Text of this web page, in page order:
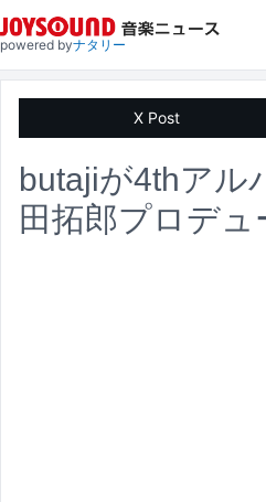
powered byナタリー
X Post
butajiが4thアル
田拓郎プロデ